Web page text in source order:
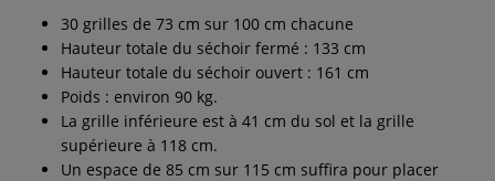
30 grilles de 73 cm sur 100 cm chacune
Hauteur totale du séchoir fermé : 133 cm
Hauteur totale du séchoir ouvert : 161 cm
Poids : environ 90 kg.
La grille inférieure est à 41 cm du sol et la grille
supérieure à 118 cm.
Un espace de 85 cm sur 115 cm suffira pour placer